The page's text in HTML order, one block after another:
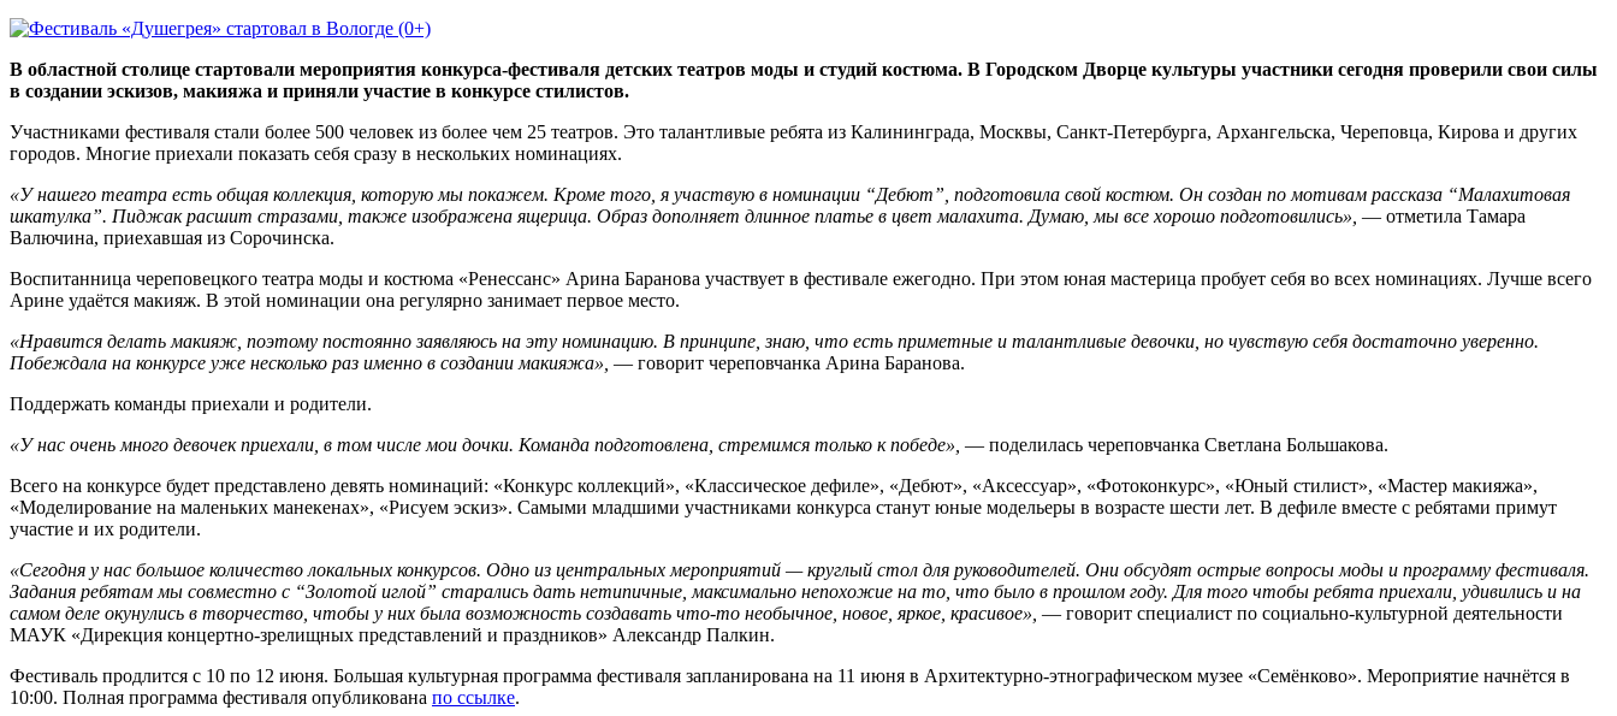
В областной столице стартовали мероприятия конкурса-фестиваля детских театров моды и студий костюма. В Городском Дворце культуры участники сегодня проверили свои силы
в создании эскизов, макияжа и приняли участие в конкурсе стилистов.
Участниками фестиваля стали более 500 человек из более чем 25 театров. Это талантливые ребята из Калининграда, Москвы, Санкт-Петербурга, Архангельска, Череповца, Кирова и других
городов. Многие приехали показать себя сразу в нескольких номинациях.
«У нашего театра есть общая коллекция, которую мы покажем. Кроме того, я участвую в номинации “Дебют”, подготовила свой костюм. Он создан по мотивам рассказа “Малахитовая
шкатулка”. Пиджак расшит стразами, также изображена ящерица. Образ дополняет длинное платье в цвет малахита. Думаю, мы все хорошо подготовились», — отметила Тамара
Валючина, приехавшая из Сорочинска.
Воспитанница череповецкого театра моды и костюма «Ренессанс» Арина Баранова участвует в фестивале ежегодно. При этом юная мастерица пробует себя во всех номинациях. Лучше всего
Арине удаётся макияж. В этой номинации она регулярно занимает первое место.
«Нравится делать макияж, поэтому постоянно заявляюсь на эту номинацию. В принципе, знаю, что есть приметные и талантливые девочки, но чувствую себя достаточно уверенно.
Побеждала на конкурсе уже несколько раз именно в создании макияжа», — говорит череповчанка Арина Баранова.
Поддержать команды приехали и родители.
«У нас очень много девочек приехали, в том числе мои дочки. Команда подготовлена, стремимся только к победе», — поделилась череповчанка Светлана Большакова.
Всего на конкурсе будет представлено девять номинаций: «Конкурс коллекций», «Классическое дефиле», «Дебют», «Аксессуар», «Фотоконкурс», «Юный стилист», «Мастер макияжа»,
«Моделирование на маленьких манекенах», «Рисуем эскиз». Самыми младшими участниками конкурса станут юные модельеры в возрасте шести лет. В дефиле вместе с ребятами примут
участие и их родители.
«Сегодня у нас большое количество локальных конкурсов. Одно из центральных мероприятий — круглый стол для руководителей. Они обсудят острые вопросы моды и программу фестиваля.
Задания ребятам мы совместно с “Золотой иглой” старались дать нетипичные, максимально непохожие на то, что было в прошлом году. Для того чтобы ребята приехали, удивились и на
самом деле окунулись в творчество, чтобы у них была возможность создавать что-то необычное, новое, яркое, красивое», — говорит специалист по социально-культурной деятельности
МАУК «Дирекция концертно-зрелищных представлений и праздников» Александр Палкин.
Фестиваль продлится с 10 по 12 июня. Большая культурная программа фестиваля запланирована на 11 июня в Архитектурно-этнографическом музее «Семёнково». Мероприятие начнётся в
10:00. Полная программа фестиваля опубликована по ссылке.